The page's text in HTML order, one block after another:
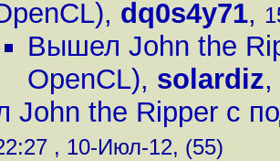
, dq0s4y71,
Вышел John the
OpenCL), solardiz,
the Ripper с
, 10-Июл-12, (55)